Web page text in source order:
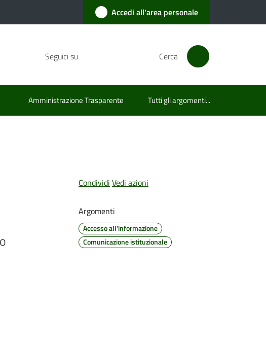
Accedi all'area personale
Seguici su Cerca
Amministrazione Trasparente Tutti gli argomenti...
Condividi Vedi azioni
Argomenti
Accesso all'informazione
Comunicazione istituzionale